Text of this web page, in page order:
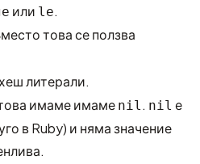
или le.
това се ползва
литерали.
имаме имаме nil . nil е
в Ruby) и няма значение